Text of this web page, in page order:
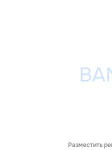
Разместить